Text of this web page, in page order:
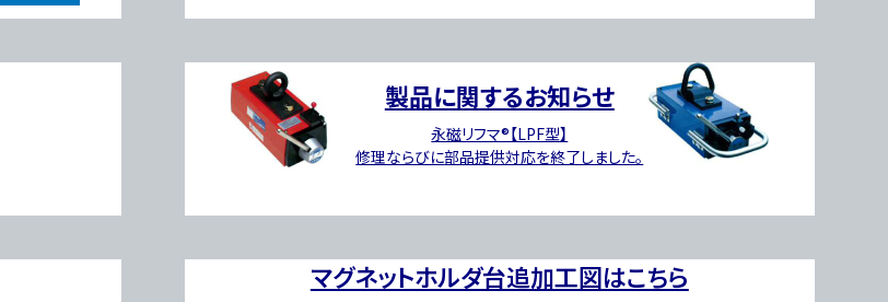
製品に関するお知らせ
永磁リフマ®【LPF型】
修理ならびに部品提供対応を終了しました。
マグネットホルダ台追加工図はこちら